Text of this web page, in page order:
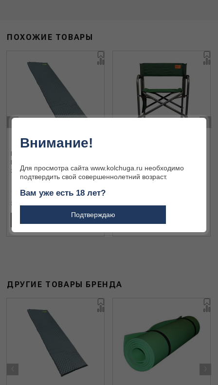
ПОХОЖИЕ ТОВАРЫ
30302
5 481 ₽
карманами, мягк.сиденье и
спинка, вес 3кг, цвет - зеленый
‹ ›
ДРУГИЕ ТОВАРЫ БРЕНДА
‹ ›
Внимание!
Для просмотра сайта www.kolchuga.ru необходимо
подтвердить свой совершеннолетний возраст.
Вам уже есть 18 лет?
Подтверждаю